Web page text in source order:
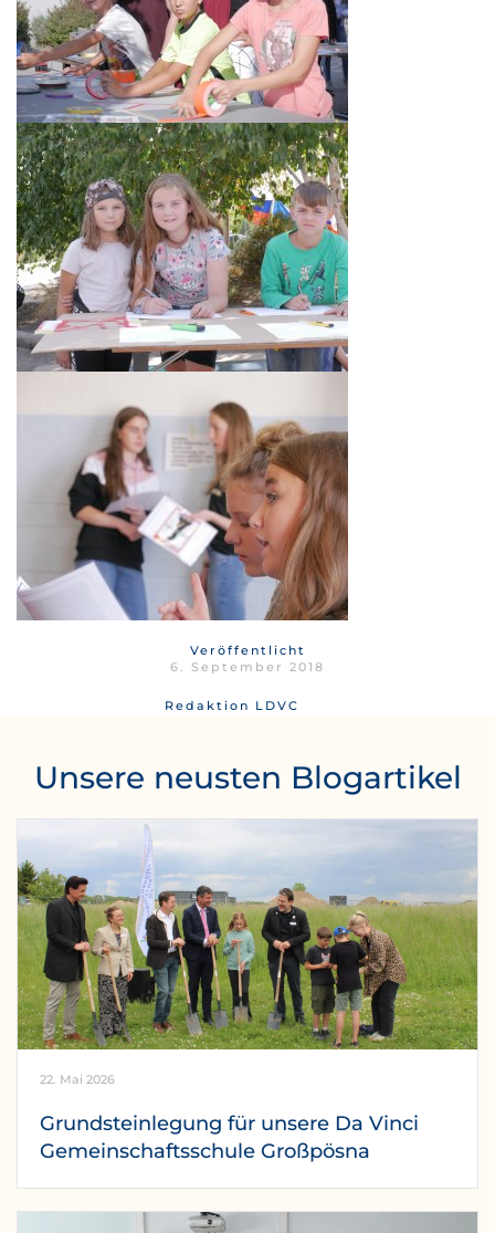
Veröffentlicht
6. September 2018
Redaktion LDVC
Unsere neusten Blogartikel
22. Mai 2026
Grundsteinlegung für unsere Da Vinci
Gemeinschaftsschule Großpösna